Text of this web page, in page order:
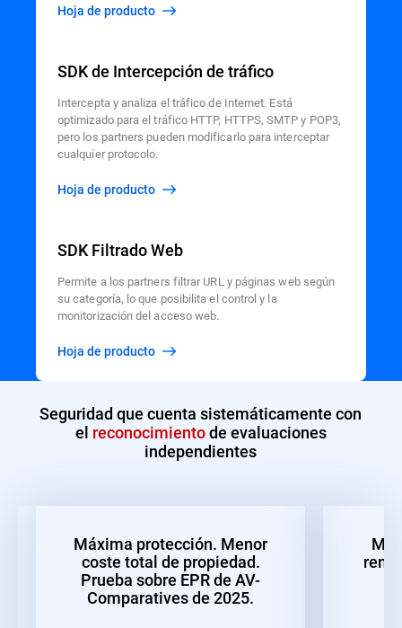
Hoja de producto
SDK de Intercepción de tráfico
Intercepta y analiza el tráfico de Internet. Está
optimizado para el tráfico HTTP, HTTPS, SMTP y POP3,
pero los partners pueden modificarlo para interceptar
cualquier protocolo.
Hoja de producto
SDK Filtrado Web
Permite a los partners filtrar URL y páginas web según
su categoría, lo que posibilita el control y la
monitorización del acceso web.
Hoja de producto
Seguridad que cuenta sistemáticamente con
el reconocimientode evaluaciones
independientes
Máxima protección. Menor
coste total de propiedad.
Prueba sobre EPR de AV-
Comparatives de 2025.